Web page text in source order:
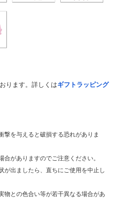
ります。詳しくはギフトラッピング
を与えると破損する恐れがありま
がありますのでご注意ください。
出ましたら、直ちにご使用を中止し
との色合い等が若干異なる場合があ